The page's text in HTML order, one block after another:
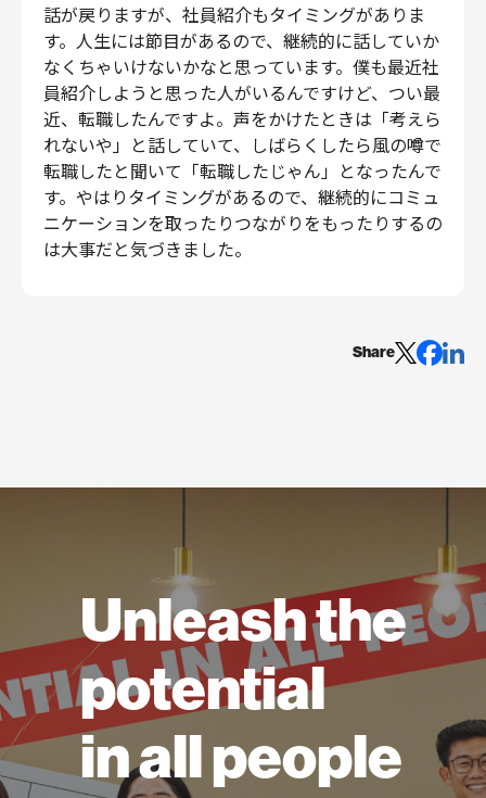
話が戻りますが、社員紹介もタイミングがありま
す。人生には節目があるので、継続的に話していか
なくちゃいけないかなと思っています。僕も最近社
員紹介しようと思った人がいるんですけど、つい最
近、転職したんですよ。声をかけたときは「考えら
れないや」と話していて、しばらくしたら風の噂で
転職したと聞いて「転職したじゃん」となったんで
す。やはりタイミングがあるので、継続的にコミュ
ニケーションを取ったりつながりをもったりするの
は大事だと気づきました。
Share
Unleash the
potential
in all people